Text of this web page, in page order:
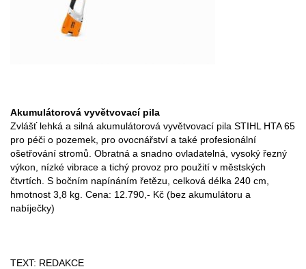
Akumulátorová vyvětvovací pila
Zvlášť lehká a silná akumulátorová vyvětvovací pila STIHL HTA 65
pro péči o pozemek, pro ovocnářství a také profesionální
ošetřování stromů. Obratná a snadno ovladatelná, vysoký řezný
výkon, nízké vibrace a tichý provoz pro použití v městských
čtvrtích. S bočním napínáním řetězu, celková délka 240 cm,
hmotnost 3,8 kg. Cena: 12.790,- Kč (bez akumulátoru a
nabíječky)
TEXT: REDAKCE